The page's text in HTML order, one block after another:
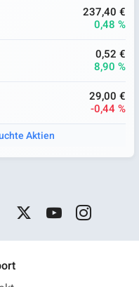
237,40 €
0,48 %
0,52 €
8,90 %
29,00 €
-0,44 %
Aktien